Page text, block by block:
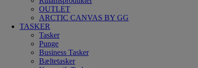
OUTLET
ARCTIC CANVAS BY GG
TASKER
Tasker
Punge
Business Tasker
Bæltetasker